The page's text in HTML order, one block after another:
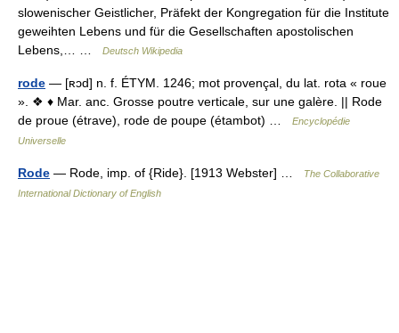
slowenischer Geistlicher, Präfekt der Kongregation für die Institute
geweihten Lebens und für die Gesellschaften apostolischen
Lebens,… …
Deutsch Wikipedia
rode — [ʀɔd] n. f. ÉTYM. 1246; mot provençal, du lat. rota « roue
». ❖ ♦ Mar. anc. Grosse poutre verticale, sur une galère. || Rode
de proue (étrave), rode de poupe (étambot) …
Encyclopédie
Universelle
Rode — Rode, imp. of {Ride}. [1913 Webster] …
The Collaborative
International Dictionary of English